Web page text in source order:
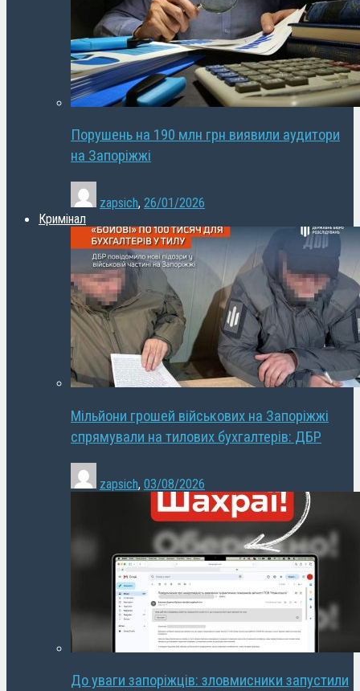
Порушень на 190 млн грн виявили аудитори
на Запоріжжі
zapsich, 26/01/2026
Кримінал
Мільйони грошей військових на Запоріжжі
спрямували на тилових бухгалтерів: ДБР
zapsich, 03/08/2026
До уваги запоріжців: зловмисники запустили